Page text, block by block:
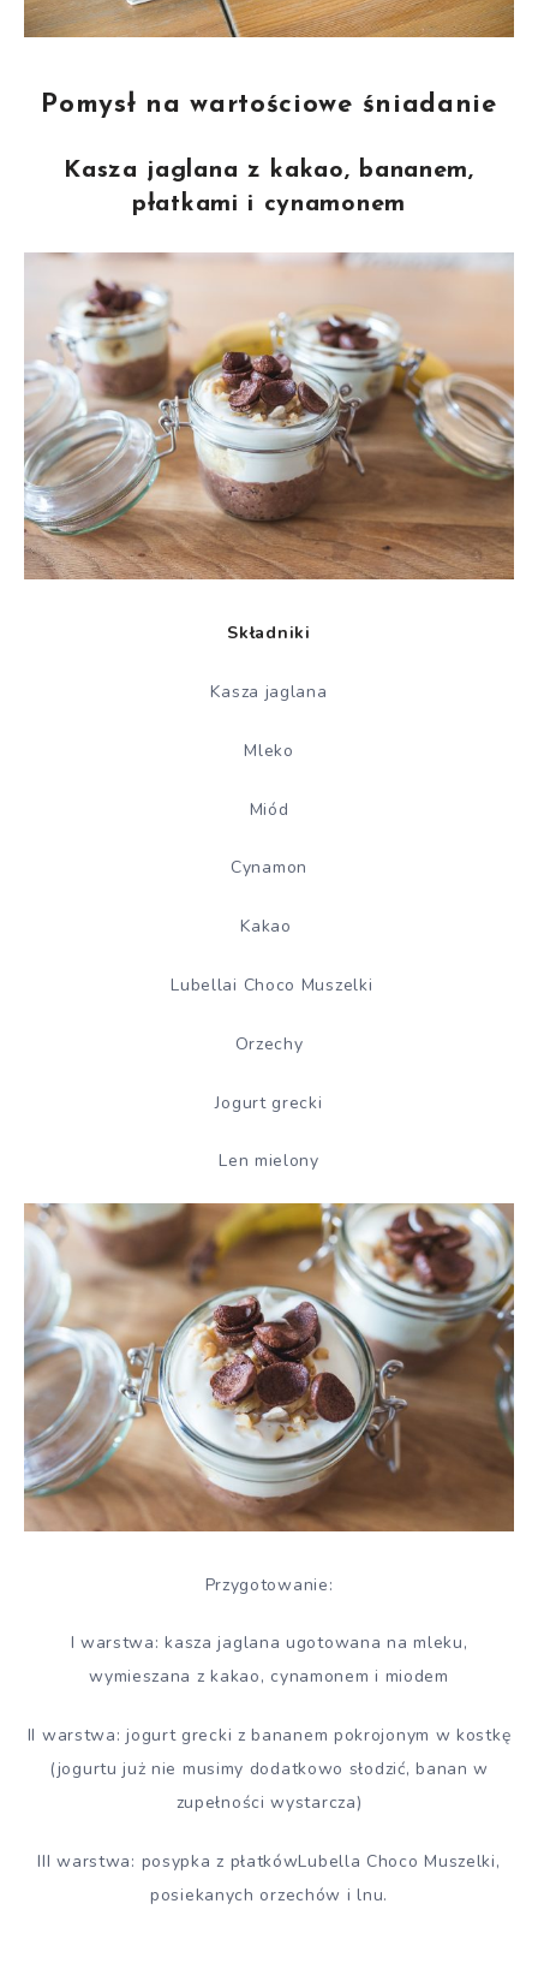
Pomysł na wartościowe śniadanie
Kasza jaglana z kakao, bananem,
płatkami i cynamonem
Składniki
Kasza jaglana
Mleko
Miód
Cynamon
Kakao
Lubellai Choco Muszelki
Orzechy
Jogurt grecki
Len mielony
Przygotowanie:
I warstwa: kasza jaglana ugotowana na mleku,
wymieszana z kakao, cynamonem i miodem
II warstwa: jogurt grecki z bananem pokrojonym w kostkę
(jogurtu już nie musimy dodatkowo słodzić, banan w
zupełności wystarcza)
III warstwa: posypka z płatkówLubella Choco Muszelki,
posiekanych orzechów i lnu.